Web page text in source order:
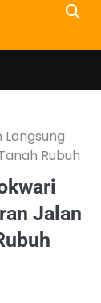
Langsung
Rubuh
Jalan